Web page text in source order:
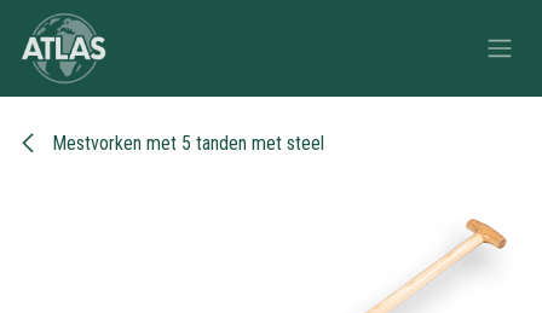
Overslaan naar inhoud
Mestvorken met 5 tanden met steel